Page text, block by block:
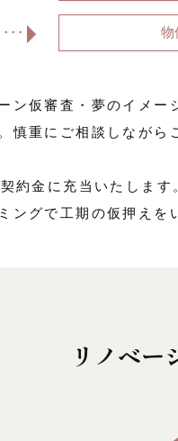
物
ン仮審査・夢のイメ
慎重にご相談しながら
約金に充当いたします
ングで工期の仮押えを
リノベ